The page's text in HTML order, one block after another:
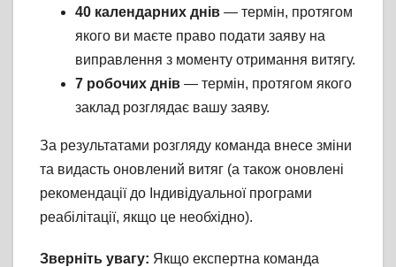
40 календарних днів — термін, протягом
якого ви маєте право подати заяву на
виправлення з моменту отримання витягу.
7 робочих днів — термін, протягом якого
заклад розглядає вашу заяву.
За результатами розгляду команда внесе зміни
та видасть оновлений витяг (а також оновлені
рекомендації до Індивідуальної програми
реабілітації, якщо це необхідно).
Зверніть увагу: Якщо експертна команда